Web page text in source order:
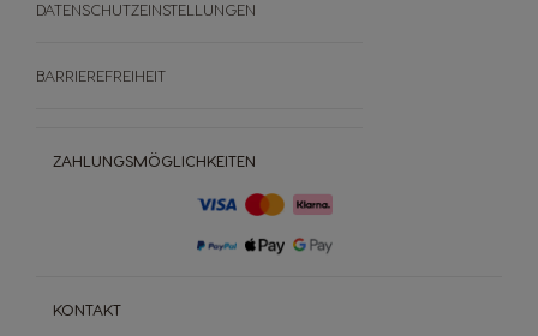
ZAHLUNGSMÖGLICHKEITEN
KONTAKT
DATENSCHUTZEINSTELLUNGEN
BARRIEREFREIHEIT